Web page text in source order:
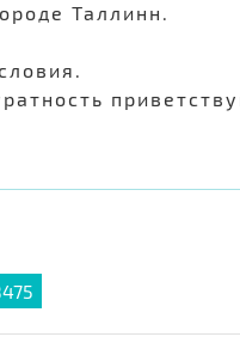
Таллинн.